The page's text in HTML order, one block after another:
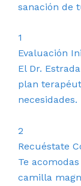
sanación de
1
Evaluación
El Dr.
plan
necesidades.
2
Recuéstate
Te
camilla